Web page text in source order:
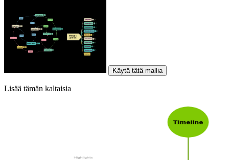
Käytä tätä mallia
Lisää tämän kaltaisia